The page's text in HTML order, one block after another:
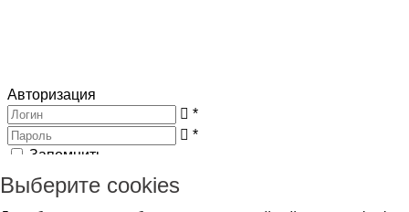
Авторизация
*
*
Запомнить
Авторизация
Выберите cookies